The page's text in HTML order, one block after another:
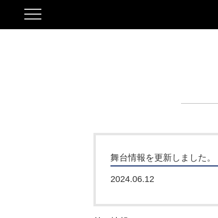
toggle
navigation
舞台情報を更新しました。
2024.06.12